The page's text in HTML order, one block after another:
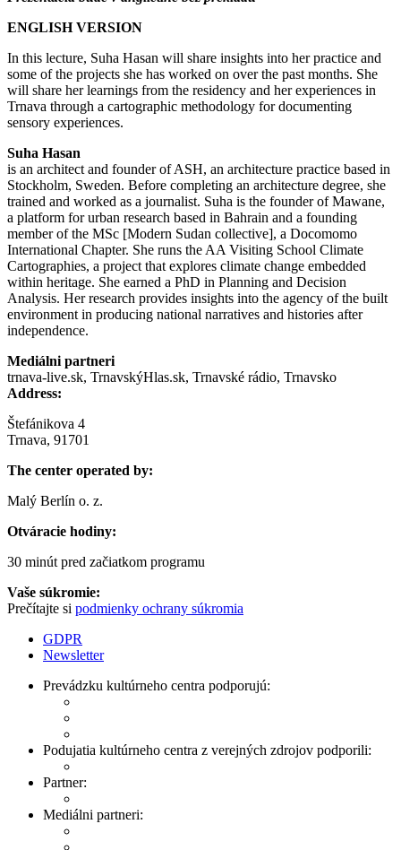
ENGLISH VERSION
In this lecture, Suha Hasan will share insights into her practice and
some of the projects she has worked on over the past months. She
will share her learnings from the residency and her experiences in
Trnava through a cartographic methodology for documenting
sensory experiences.
Suha Hasan
is an architect and founder of ASH, an architecture practice based in
Stockholm, Sweden. Before completing an architecture degree, she
trained and worked as a journalist. Suha is the founder of Mawane,
a platform for urban research based in Bahrain and a founding
member of the MSc [Modern Sudan collective], a Docomomo
International Chapter. She runs the AA Visiting School Climate
Cartographies, a project that explores climate change embedded
within heritage. She earned a PhD in Planning and Decision
Analysis. Her research provides insights into the agency of the built
environment in producing national narratives and histories after
independence.
Mediálni partneri
trnava-live.sk, TrnavskýHlas.sk, Trnavské rádio, Trnavsko
Address:
Štefánikova 4
Trnava, 91701
The center operated by:
Malý Berlín o. z.
Otváracie hodiny:
30 minút pred začiatkom programu
Vaše súkromie:
Prečítajte si podmienky ochrany súkromia
GDPR
Newsletter
Prevádzku kultúrneho centra podporujú:
Podujatia kultúrneho centra z verejných zdrojov podporili:
Partner:
Mediálni partneri: